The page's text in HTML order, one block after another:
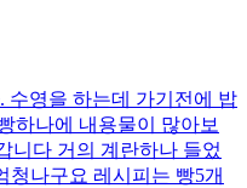
수영을 하는데 가기전에 밥
하나에 내용물이 많아보
니다 거의 계란하나 들었
청나구요 레시피는 빵5개